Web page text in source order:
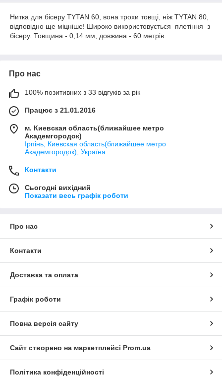
Нитка для бісеру ТYTAN 60, вона трохи товщі, ніж ТYTAN 80,
відповідно ще міцніше! Широко використовується плетіння з
бісеру. Товщина - 0,14 мм, довжина - 60 метрів.
Про нас
100% позитивних з 33 відгуків за рік
Працює з 21.01.2016
м. Киевская область(ближайшее метро
Академгородок)
Ірпінь, Киевская область(ближайшее метро
Академгородок), Україна
Контакти
Сьогодні вихідний
Показати весь графік роботи
Про нас
Контакти
Доставка та оплата
Графік роботи
Повна версія сайту
Сайт створено на маркетплейсі Prom.ua
Політика конфіденційності